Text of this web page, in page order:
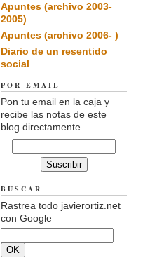
Apuntes (archivo 2003-
2005)
Apuntes (archivo 2006- )
Diario de un resentido
social
POR EMAIL
Pon tu email en la caja y
recibe las notas de este
blog directamente.
BUSCAR
Rastrea todo javierortiz.net
con Google